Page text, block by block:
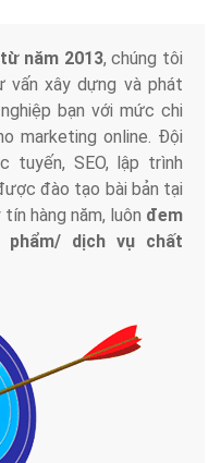
năm 2013, chúng tôi
vấn xây dựng và phát
bạn với mức chi
marketing online. Đội
tuyến, SEO, lập trình
đào tạo bài bản tại
hàng năm, luôn đem
phẩm/ dịch vụ chất